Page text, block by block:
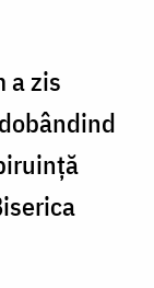
a zis